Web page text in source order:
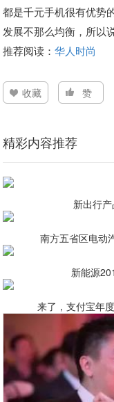
都是千元手机很有优势
发展不那么均衡，所以
推荐阅读：华人时尚
收藏 赞
精彩内容推荐
新出行
南方五省区电动
新能源
来了，支付宝年